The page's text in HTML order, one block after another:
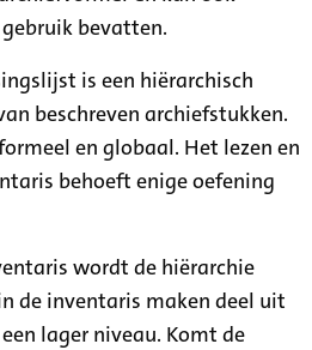
bevatten.
is een hiërarchisch
beschreven archiefstukken.
en globaal. Het lezen en
behoeft enige oefening
wordt de hiërarchie
de inventaris maken deel uit
lager niveau. Komt de